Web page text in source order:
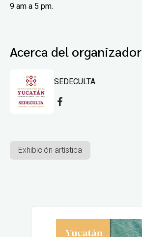
9 am a 5 pm.
Acerca del organizador
SEDECULTA
Exhibición artística